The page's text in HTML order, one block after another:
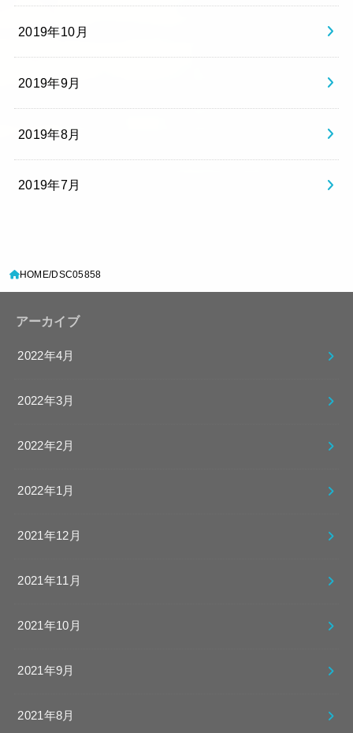
2019年10月
2019年9月
2019年8月
2019年7月
HOME DSC05858
アーカイブ
2022年4月
2022年3月
2022年2月
2022年1月
2021年12月
2021年11月
2021年10月
2021年9月
2021年8月